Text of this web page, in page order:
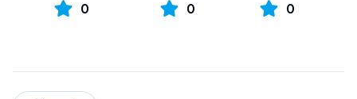
0
0
0